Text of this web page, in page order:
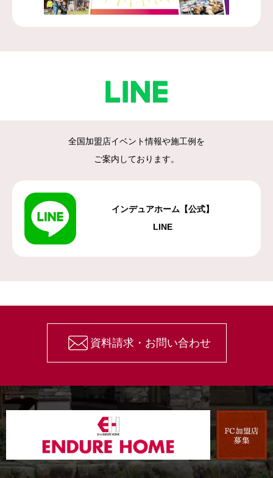
全国加盟店イベント情報や施工例を
ご案内しております。
インデュアホーム【公式】
LINE
資料請求・お問い合わせ